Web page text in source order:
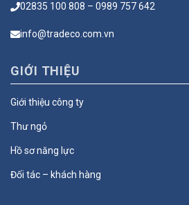
02835 100 808 – 0989 757 642
info@tradeco.com.vn
GIỚI THIỆU
Giới thiệu công ty
Thư ngỏ
Hồ sơ năng lực
Đối tác – khách hàng